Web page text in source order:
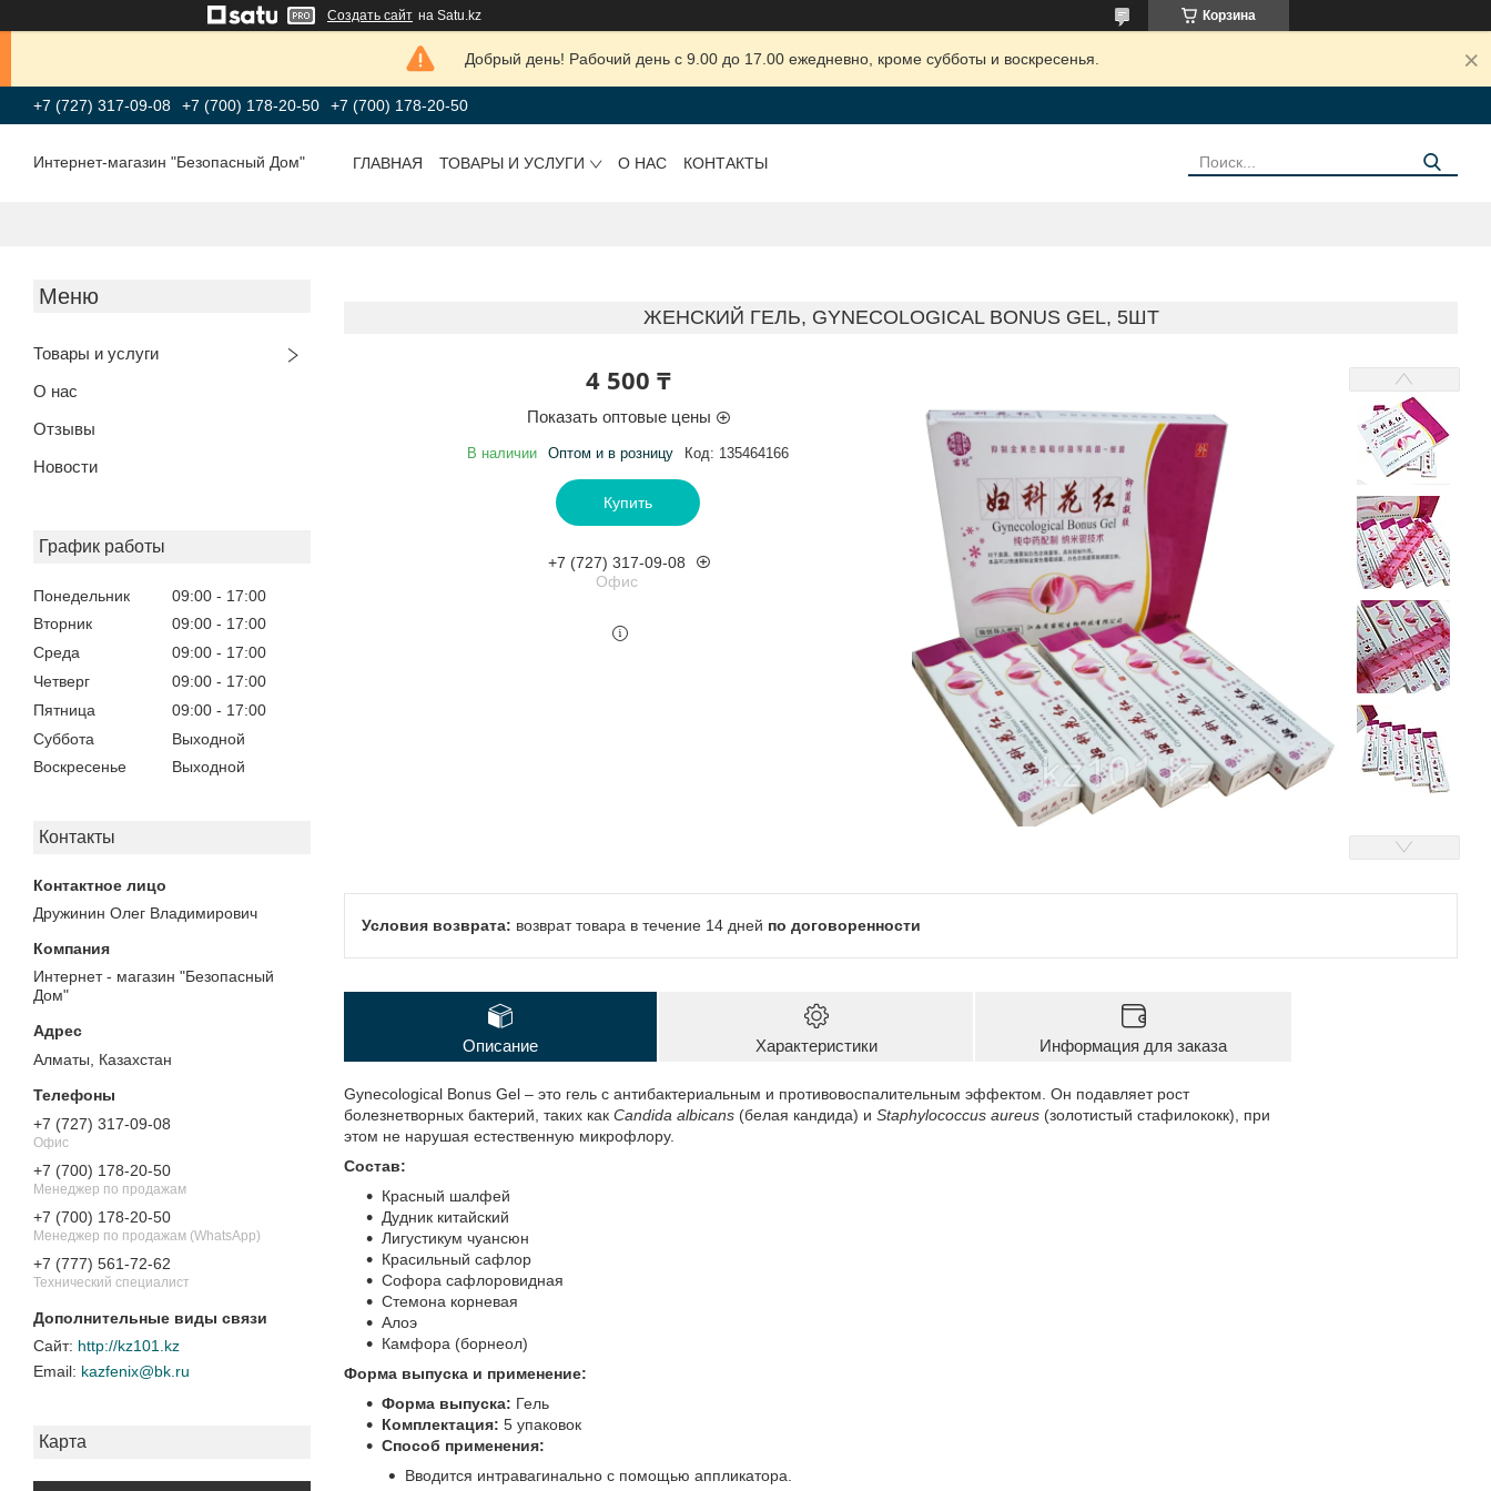
Создать сайт на Satu.kz Корзина
Добрый день! Рабочий день с 9.00 до 17.00 ежедневно, кроме субботы и воскресенья.
+7 (727) 317-09-08 +7 (700) 178-20-50 +7 (700) 178-20-50
Интернет-магазин "Безопасный Дом" ГЛАВНАЯ ТОВАРЫ И УСЛУГИ О НАС КОНТАКТЫ
Товары и услуги
О нас
Отзывы
Новости
График работы
Понедельник 09:00
17:00
Вторник
09:00
17:00
Среда
09:00
17:00
Четверг
09:00
17:00
Пятница
09:00
17:00
Суббота
Выходной
Воскресенье
Выходной
Контакты
Дружинин Олег Владимирович
Интернет - магазин "Безопасный
Дом"
Алматы, Казахстан
+7 (727) 317-09-08
Офис
+7 (700) 178-20-50
Менеджер по продажам
+7 (700) 178-20-50
Менеджер по продажам (WhatsApp)
+7 (777) 561-72-62
Технический специалист
http://kz101.kz
kazfenix@bk.ru
Карта
ЖЕНСКИЙ ГЕЛЬ, GYNECOLOGICAL BONUS GEL, 5ШТ
4 500 ₸
Показать оптовые цены
В наличии Оптом и в розницу Код: 135464166
Купить
+7 (727) 317-09-08
Офис
возврат товара в течение 14 дней по договоренности
Описание Характеристики Информация для заказа
Gynecological Bonus Gel – это гель с антибактериальным и противовоспалительным эффектом. Он подавляет рост
болезнетворных бактерий, таких как Candida albicans (белая кандида) и Staphylococcus aureus (золотистый стафилококк), при
этом не нарушая естественную микрофлору.
Состав:
Красный шалфей
Дудник китайский
Лигустикум чуансюн
Красильный сафлор
Софора сафлоровидная
Стемона корневая
Алоэ
Камфора (борнеол)
Форма выпуска и применение:
Форма выпуска: Гель
Комплектация: 5 упаковок
Способ применения:
Вводится интравагинально с помощью аппликатора.